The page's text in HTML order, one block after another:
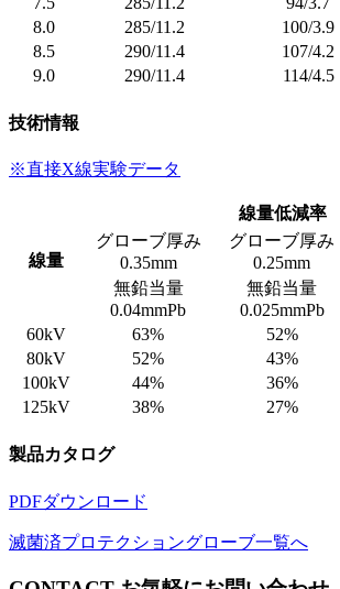
8.0
285/11.2 100/3.9
8.5
290/11.4 107/4.2
9.0
290/11.4 114/4.5
技術情報
※直接X線実験データ
線量
線量低減率
グローブ厚み
0.35mm
グローブ厚み
0.25mm
無鉛当量
0.04mmPb
無鉛当量
0.025mmPb
60kV
63% 52%
80kV
52% 43%
100kV
44% 36%
125kV
38% 27%
製品カタログ
PDFダウンロード
滅菌済プロテクショングローブ一覧へ